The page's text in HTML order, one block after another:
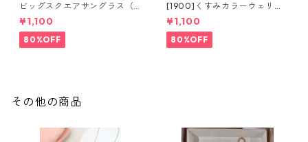
ビッグスクエアサングラス（2
colors）**SinSin*
¥1,100
80%OFF
[1900]くすみカラーウェリン
トンサングラス（2colors）**
SinSin*
¥1,100
80%OFF
その他の商品